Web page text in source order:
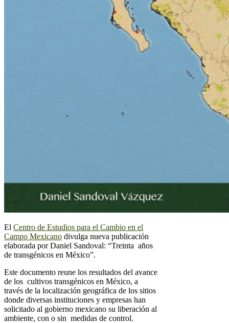
El Centro de Estudios para el Cambio en el
Campo Mexicano divulga nueva publicación
elaborada por Daniel Sandoval: “Treinta años
de transgénicos en México”.
Este documento reune los resultados del avance
de los cultivos transgénicos en México, a
través de la localización geográfica de los sitios
donde diversas instituciones y empresas han
solicitado al gobierno mexicano su liberación al
ambiente, con o sin medidas de control.